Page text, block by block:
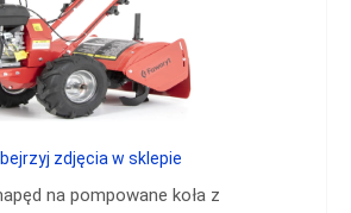
na pompowane koła z
zdjęcia w sklepie